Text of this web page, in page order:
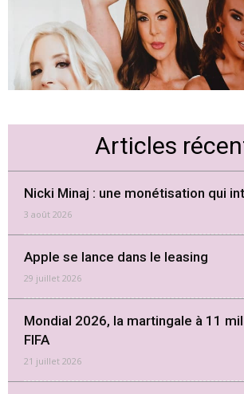
Articles
Nicki Minaj : une monétisation qui
3 août 2026
Apple se lance dans le leasing
29 juillet 2026
Mondial 2026, la martingale à 11
FIFA
21 juillet 2026